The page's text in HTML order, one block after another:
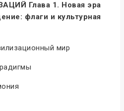
Глава 1. Новая эра
флаги и культурная
мир